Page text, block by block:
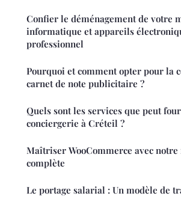
Confier le déménagement de votre
informatique et appareils
professionnel
Pourquoi et comment opter pour la
carnet de note publicitaire ?
Quels sont les services que peut
conciergerie à Créteil ?
Maîtriser WooCommerce avec
complète
Le portage salarial : Un modèle de